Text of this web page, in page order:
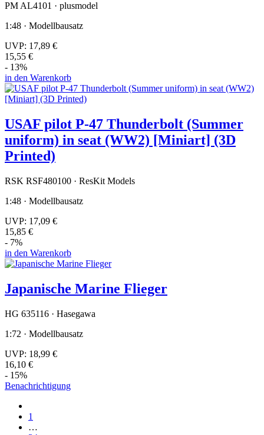
PM AL4101 · plusmodel
1:48 · Modellbausatz
UVP: 17,89 €
15,55 €
- 13%
in den Warenkorb
USAF pilot P-47 Thunderbolt (Summer
uniform) in seat (WW2) [Miniart] (3D
Printed)
RSK RSF480100 · ResKit Models
1:48 · Modellbausatz
UVP: 17,09 €
15,85 €
- 7%
in den Warenkorb
Japanische Marine Flieger
HG 635116 · Hasegawa
1:72 · Modellbausatz
UVP: 18,99 €
16,10 €
- 15%
Benachrichtigung
1
…